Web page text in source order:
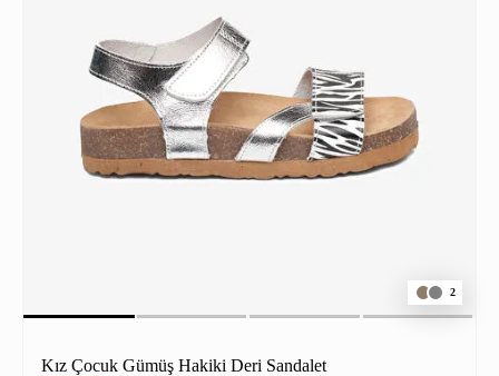
2
Kız Çocuk Gümüş Hakiki Deri Sandalet